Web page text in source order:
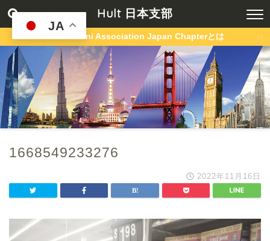
Hult 日本支部
Hult Alumni Association Japan Chapterとは
1668549233276
2022年11月16日
JA